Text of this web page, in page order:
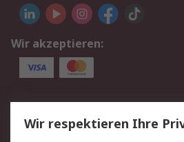
Wir akzeptieren:
Service
Value Added Services
Wir respektieren Ihre